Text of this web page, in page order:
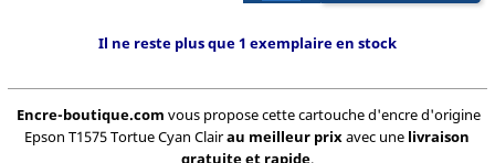
Il ne reste plus que 1 exemplaire en stock
Encre-boutique.com vous propose cette cartouche d'encre d'origine
Epson T1575 Tortue Cyan Clairau meilleur prixavec une livraison
gratuite et rapide.